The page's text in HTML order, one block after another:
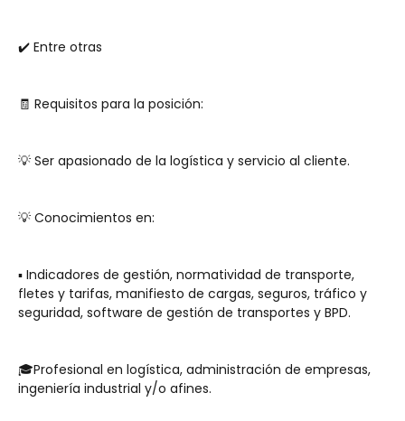
✔️ Entre otras
🧾 Requisitos para la posición:
💡 Ser apasionado de la logística y servicio al cliente.
💡 Conocimientos en:
▪ Indicadores de gestión, normatividad de transporte,
fletes y tarifas, manifiesto de cargas, seguros, tráfico y
seguridad, software de gestión de transportes y BPD.
🎓Profesional en logística, administración de empresas,
ingeniería industrial y/o afines.